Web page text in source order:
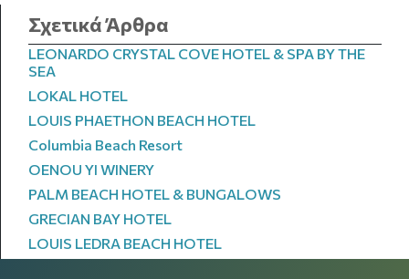
Σχετικά Άρθρα
LEONARDO CRYSTAL COVE HOTEL & SPA BY THE
SEA
LOKAL HOTEL
LOUIS PHAETHON BEACH HOTEL
Columbia Beach Resort
OENOU YI WINERY
PALM BEACH HOTEL & BUNGALOWS
GRECIAN BAY HOTEL
LOUIS LEDRA BEACH HOTEL